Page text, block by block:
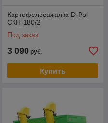
Картофелесажалка D-Pol
СКН-180/2
Под заказ
3 090 руб.
Купить